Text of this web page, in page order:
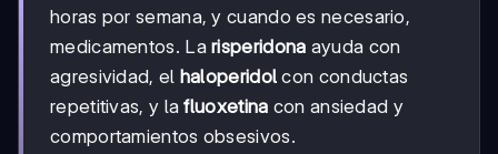
horas por semana, y cuando es necesario,
medicamentos. Larisperidona ayuda con
agresividad, el haloperidol con conductas
repetitivas, y lafluoxetina con ansiedad y
comportamientos obsesivos.